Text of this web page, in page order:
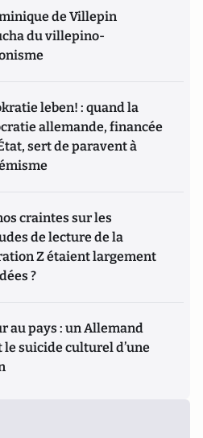
de Villepin
du villepino-
leben! : quand la
allemande, financée
sert de paravent à
craintes sur les
de lecture de la
Z étaient largement
?
au pays : un Allemand
le suicide culturel d’une